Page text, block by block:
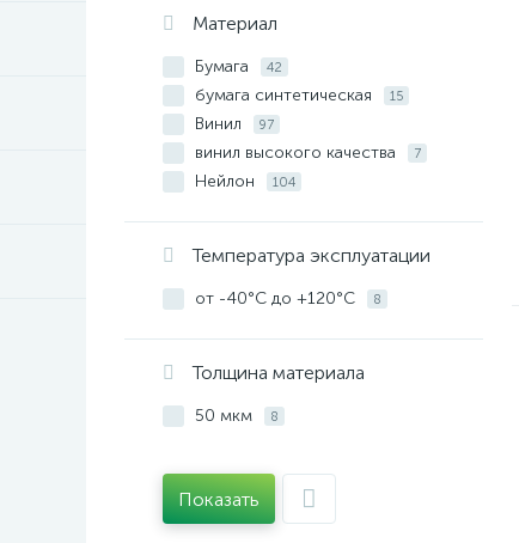
Материал
Бумага 42
бумага синтетическая 15
Винил 97
винил высокого качества 7
Нейлон 104
Полиэстер
полиэстер (без адгезива)
Температура эксплуатации
от -40°С до +120°С 8
Толщина материала
50 мкм 8
Показать